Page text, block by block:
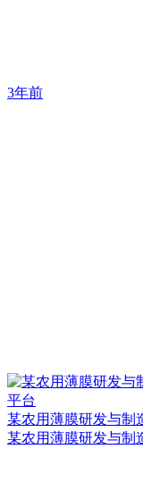
3年前
某农用薄膜研发与制
某农用薄膜研发与制